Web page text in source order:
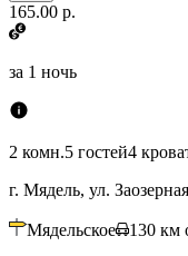
165.00 р.
за 1 ночь
2 комн.5 гостей4
г. Мядель, ул.
Мядельское 130 км